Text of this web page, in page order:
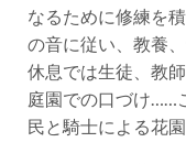
なるために修練を
の音に従い、教養
休息では生徒、教
庭園での口づけ……
民と騎士による花園